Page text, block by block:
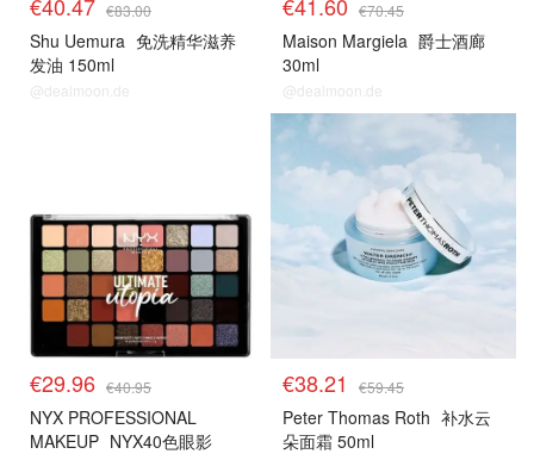
€83.00
Shu Uemura 免洗精华滋养
发油 150ml
@dealmoon.de
€70.45
Maison Margiela 爵士酒廊
30ml
@dealmoon.de
€29.96 €40.95
NYX PROFESSIONAL
MAKEUP NYX40色眼影
€38.21 €59.45
Peter Thomas Roth 补水云
朵面霜 50ml